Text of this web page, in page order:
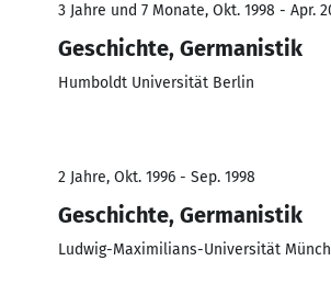
3 Jahre und 7 Monate, Okt. 1998 - Apr.
Geschichte, Germanistik
Humboldt Universität Berlin
2 Jahre, Okt. 1996 - Sep. 1998
Geschichte, Germanistik
Ludwig-Maximilians-Universität